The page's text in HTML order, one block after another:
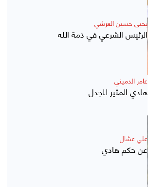
يحيى حسين العرشي
الرئيس الشرعي في ذمة الله
عامر الدميني
هادي المثير للجدل
علي عشال
عن حكم هادي